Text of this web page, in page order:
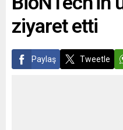
ziyaret etti
Paylaş Tweetle